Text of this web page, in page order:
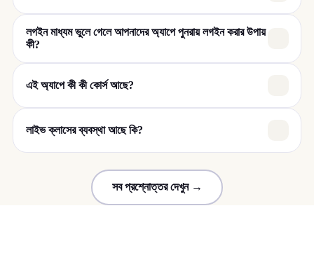
লগইন মাধ্যম ভুলে গেলে আপনাদের অ্যাপে পুনরায় লগইন করার উপায়
কী?
এই অ্যাপে কী কী কোর্স আছে?
লাইভ ক্লাসের ব্যবস্থা আছে কি?
সব প্রশ্নোত্তর দেখুন →